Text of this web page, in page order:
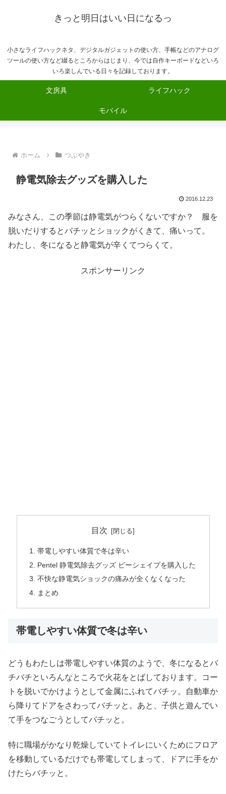
きっと明日はいい日になるっ
小さなライフハックネタ、デジタルガジェットの使い方、手帳などのアナログ
ツールの使い方など綴るところからはじまり、今では自作キーボードなどいろ
いろ楽しんでいる日々を記録しております。
文房具 ライフハック
モバイル
ホーム つぶやき
静電気除去グッズを購入した
2016.12.23
みなさん、この季節は静電気がつらくないですか？ 服を
脱いだりするとバチッとショックがくきて、痛いって。
わたし、冬になると静電気が辛くてつらくて。
スポンサーリンク
目次
帯電しやすい体質で冬は辛い
Pentel 静電気除去グッズ ビーシェイプを購入した
不快な静電気ショックの痛みが全くなくなった
まとめ
帯電しやすい体質で冬は辛い
どうもわたしは帯電しやすい体質のようで、冬になるとバ
チバチといろんなところで火花をとばしております。コー
トを脱いでかけようとして金属にふれてバチッ。自動車か
ら降りてドアをさわってバチッと。あと、子供と遊んでい
て手をつなごうとしてバチッと。
特に職場がかなり乾燥していてトイレにいくためにフロア
を移動しているだけでも帯電してしまって、ドアに手をか
けたらバチッと。